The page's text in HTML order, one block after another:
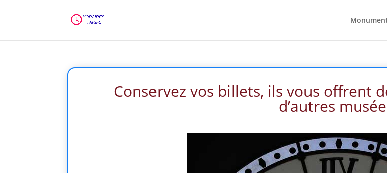
Conservez vos billets, ils vous offrent
d’autres